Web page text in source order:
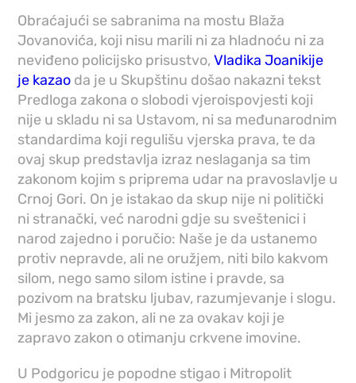
Obraćajući se sabranima na mostu Blaža
Jovanovića, koji nisu marili ni za hladnoću ni za
neviđeno policijsko prisustvo,Vladika Joanikije
je kazao da je u Skupštinu došao nakazni tekst
Predloga zakona o slobodi vjeroispovjesti koji
nije u skladu ni sa Ustavom, ni sa međunarodnim
standardima koji regulišu vjerska prava, te da
ovaj skup predstavlja izraz neslaganja sa tim
zakonom kojim s priprema udar na pravoslavlje u
Crnoj Gori. On je istakao da skup nije ni politički
ni stranački, već narodni gdje su sveštenici i
narod zajedno i poručio: Naše je da ustanemo
protiv nepravde, ali ne oružjem, niti bilo kakvom
silom, nego samo silom istine i pravde, sa
pozivom na bratsku ljubav, razumjevanje i slogu.
Mi jesmo za zakon, ali ne za ovakav koji je
zapravo zakon o otimanju crkvene imovine.
U Podgoricu je popodne stigao i Mitropolit